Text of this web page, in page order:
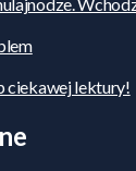
ciekawej lektury!